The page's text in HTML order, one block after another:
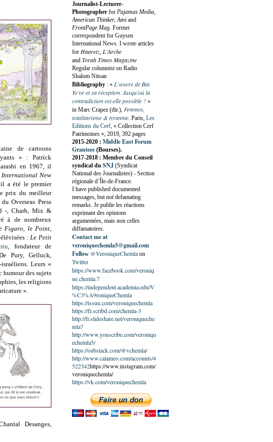
de cartoons
» : Patrick
en 1967, il
International New
a été le premier
prix du meilleur
Overseas Press
-, Charb, Mix &
à de nombreux
Figaro, le Point,
:Le Petit
, fondateur de
Pury, Gelluck,
Leurs «
humour des sujets
les religions
».
Desanges,
Journalist-Lecturer-
Photographer for Pajamas Media,
American Thinker, Ami and
FrontPage Mag. Former
correspondent for Guysen
International News. I wrote articles
for Haaretz, L'Arche
and Torah Times Magazine
Regular columnist on Radio
Shalom Nitsan
Bibliography : « L’œuvre de Bat
Ye’or et sa réception. Jusqu’où la
contradiction est-elle possible ? »
in Marc Crapez (dir.), Femmes,
totalitarisme & tyrannie. Paris, Les
Editions du Cerf, « Collection Cerf
Patrimoines », 2019, 392 pages
2015-2020 : Middle East Forum
Grantees (Bourses).
2017-2018 : Membre du Conseil
syndical du SNJ (Syndicat
National des Journalistes) - Section
régionale d’Île-de-France.
I have published documented
messages, but not defamating
remarks. Je publie les réactions
exprimant des opinions
argumentées, mais non celles
diffamatoires.
Contact me at
veroniquechemla5@gmail.com
Follow @VeroniqueChemlaon
Twitter
https://www.facebook.com/veroniq
ue.chemla.7
https://independent.academia.edu/V
%C3%A9roniqueChemla
https://issuu.com/veroniquechemla
https://fr.scribd.com/chemla-3
http://fr.slideshare.net/veroniqueche
mla7
http://www.youscribe.com/veroniqu
echemla5/
https://substack.com/@vchemla/
http://www.calameo.com/accounts/4
522342https://www.instagram.com/
veroniquechemla/
https://vk.com/veroniquechemla